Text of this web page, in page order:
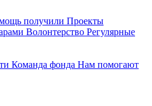
получили Проекты
Волонтерство Регулярные
Команда фонда Нам помогают